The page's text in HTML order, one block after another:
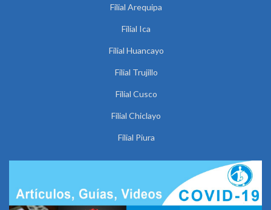
Filial Arequipa
Filial Ica
Filial Huancayo
Filial Trujillo
Filial Cusco
Filial Chiclayo
Filial Piura